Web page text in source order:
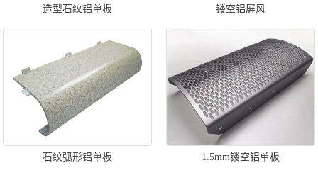
造型石纹铝单板 镂空铝屏风
石纹弧形铝单板 1.5mm镂空铝单板